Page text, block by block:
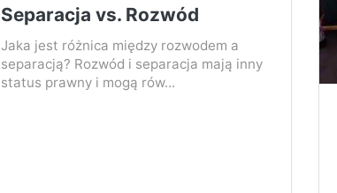
Separacja vs. Rozwód
Jaka jest różnica między rozwodem a
separacją? Rozwód i separacja mają inny
status prawny i mogą rów...